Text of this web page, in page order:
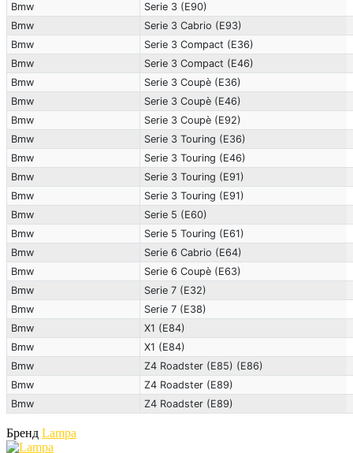
Bmw
Serie 3 (E90)
Bmw
Serie 3 Cabrio (E93)
Bmw
Serie 3 Compact (E36)
Bmw
Serie 3 Compact (E46)
Bmw
Serie 3 Coupè (E36)
Bmw
Serie 3 Coupè (E46)
Bmw
Serie 3 Coupè (E92)
Bmw
Serie 3 Touring (E36)
Bmw
Serie 3 Touring (E46)
Bmw
Serie 3 Touring (E91)
Bmw
Serie 3 Touring (E91)
Bmw
Serie 5 (E60)
Bmw
Serie 5 Touring (E61)
Bmw
Serie 6 Cabrio (E64)
Bmw
Serie 6 Coupè (E63)
Bmw
Serie 7 (E32)
Bmw
Serie 7 (E38)
Bmw
X1 (E84)
Bmw
X1 (E84)
Bmw
Z4 Roadster (E85) (E86)
Bmw
Z4 Roadster (E89)
Bmw
Z4 Roadster (E89)
Бренд Lampa